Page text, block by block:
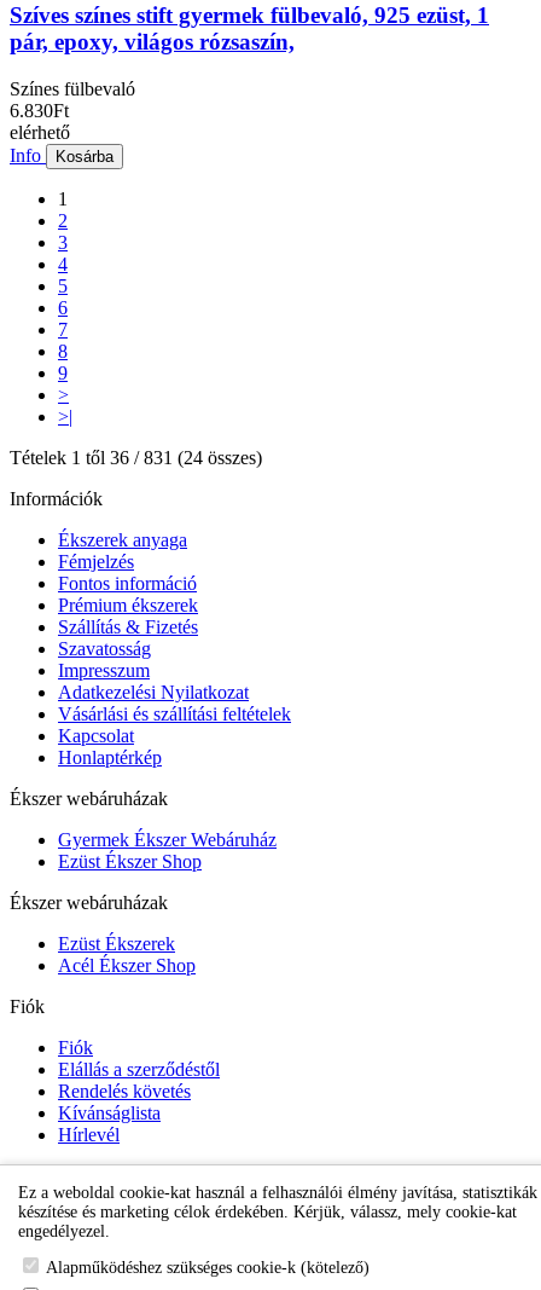
Szíves színes stift gyermek fülbevaló, 925 ezüst, 1
pár, epoxy, világos rózsaszín,
Színes fülbevaló
6.830Ft
elérhető
Info
Kosárba
1
2
3
4
5
6
7
8
9
>
>|
Tételek 1 től 36 / 831 (24 összes)
Információk
Ékszerek anyaga
Fémjelzés
Fontos információ
Prémium ékszerek
Szállítás & Fizetés
Szavatosság
Impresszum
Adatkezelési Nyilatkozat
Vásárlási és szállítási feltételek
Kapcsolat
Honlaptérkép
Ékszer webáruházak
Gyermek Ékszer Webáruház
Ezüst Ékszer Shop
Ékszer webáruházak
Ezüst Ékszerek
Acél Ékszer Shop
Fiók
Fiók
Elállás a szerződéstől
Rendelés követés
Kívánságlista
Hírlevél
Gyermek Ékszer Shop
Ez a weboldal cookie-kat használ a felhasználói élmény javítása, statisztikák
készítése és marketing célok érdekében. Kérjük, válassz, mely cookie-kat
engedélyezel.
Alapműködéshez szükséges cookie-k (kötelező)